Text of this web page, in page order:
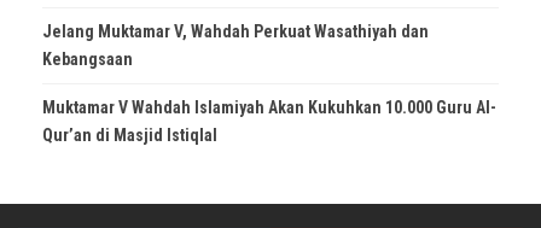
Jelang Muktamar V, Wahdah Perkuat Wasathiyah dan
Kebangsaan
Muktamar V Wahdah Islamiyah Akan Kukuhkan 10.000 Guru Al-
Qur’an di Masjid Istiqlal